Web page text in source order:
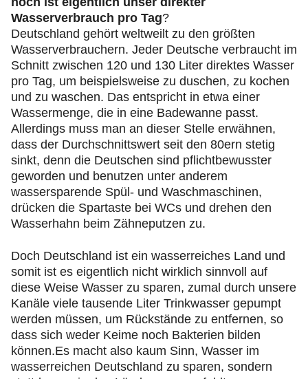
Wasserverbrauch pro Tag?
Deutschland gehört weltweilt zu den größten
Wasserverbrauchern. Jeder Deutsche verbraucht im
Schnitt zwischen 120 und 130 Liter direktes Wasser
pro Tag, um beispielsweise zu duschen, zu kochen
und zu waschen. Das entspricht in etwa einer
Wassermenge, die in eine Badewanne passt.
Allerdings muss man an dieser Stelle erwähnen,
dass der Durchschnittswert seit den 80ern stetig
sinkt, denn die Deutschen sind pflichtbewusster
geworden und benutzen unter anderem
wassersparende Spül- und Waschmaschinen,
drücken die Spartaste bei WCs und drehen den
Wasserhahn beim Zähneputzen zu.
Doch Deutschland ist ein wasserreiches Land und
somit ist es eigentlich nicht wirklich sinnvoll auf
diese Weise Wasser zu sparen, zumal durch unsere
Kanäle viele tausende Liter Trinkwasser gepumpt
werden müssen, um Rückstände zu entfernen, so
dass sich weder Keime noch Bakterien bilden
können.Es macht also kaum Sinn, Wasser im
wasserreichen Deutschland zu sparen, sondern